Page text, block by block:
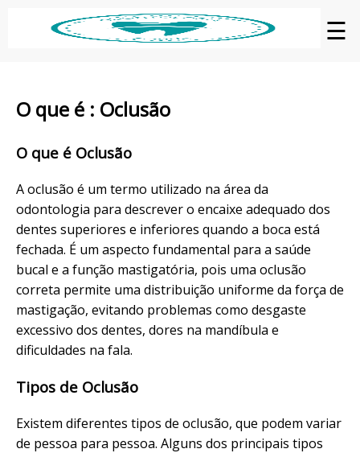
☰
O que é : Oclusão
O que é Oclusão
A oclusão é um termo utilizado na área da
odontologia para descrever o encaixe adequado dos
dentes superiores e inferiores quando a boca está
fechada. É um aspecto fundamental para a saúde
bucal e a função mastigatória, pois uma oclusão
correta permite uma distribuição uniforme da força de
mastigação, evitando problemas como desgaste
excessivo dos dentes, dores na mandíbula e
dificuldades na fala.
Tipos de Oclusão
Existem diferentes tipos de oclusão, que podem variar
de pessoa para pessoa. Alguns dos principais tipos